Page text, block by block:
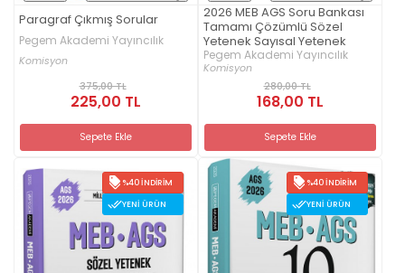
Paragraf Çıkmış Sorular
Pegem Akademi Yayıncılık
Komisyon
375,00 TL
225,00 TL
Sepete Ekle
2026 MEB AGS Soru Bankası
Tamamı Çözümlü Sözel
Yetenek Sayısal Yetenek
Pegem Akademi Yayıncılık
Komisyon
280,00 TL
168,00 TL
Sepete Ekle
%40 İNDIRIM
YENI ÜRÜN
%40 İNDIRIM
YENI ÜRÜN